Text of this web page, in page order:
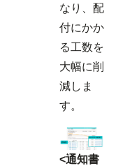
なり、配
付にかか
る工数を
大幅に削
減しま
す。
<通知書